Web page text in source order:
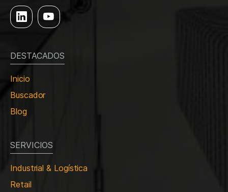
DESTACADOS
Inicio
Buscador
Blog
SERVICIOS
Industrial & Logística
Retail